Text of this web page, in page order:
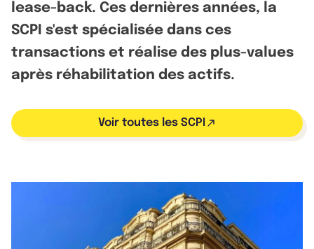
lease-back. Ces dernières années, la
SCPI s'est spécialisée dans ces
transactions et réalise des plus-values
après réhabilitation des actifs.
Voir toutes les SCPI